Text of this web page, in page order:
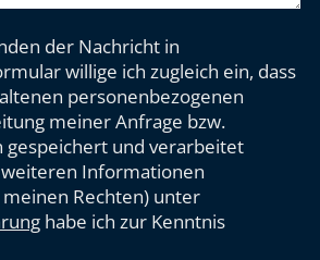
der Nachricht in
willige ich zugleich ein, dass
personenbezogenen
meiner Anfrage bzw.
gespeichert und verarbeitet
Informationen
Rechten) unter
habe ich zur Kenntnis